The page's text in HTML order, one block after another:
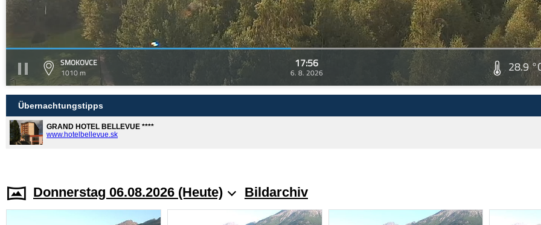
SMOKOVCE
1010 m
17:56
6. 8. 2026 28.9
Übernachtungstipps
GRAND HOTEL BELLEVUE ****
www.hotelbellevue.sk
Donnerstag 06.08.2026 (Heute) Bildarchiv